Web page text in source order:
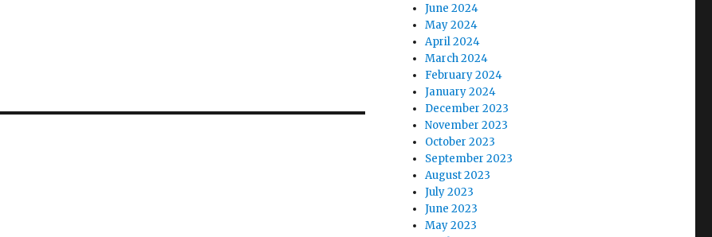
June 2024
May 2024
April 2024
March 2024
February 2024
January 2024
December 2023
November 2023
October 2023
September 2023
August 2023
July 2023
June 2023
May 2023